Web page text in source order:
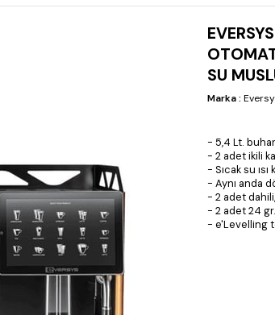
SU
Marka:
- 5,4 Lt.
- 2 adet ikili
- Sıcak su
- Aynı anda
- 2 adet
- 2 adet 24
- e'Levelling